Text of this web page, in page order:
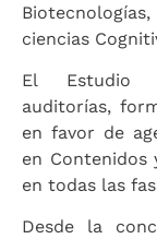
ciencias
El Estudio
auditorías,
en favor de
en Contenidos
en todas las
Desde la